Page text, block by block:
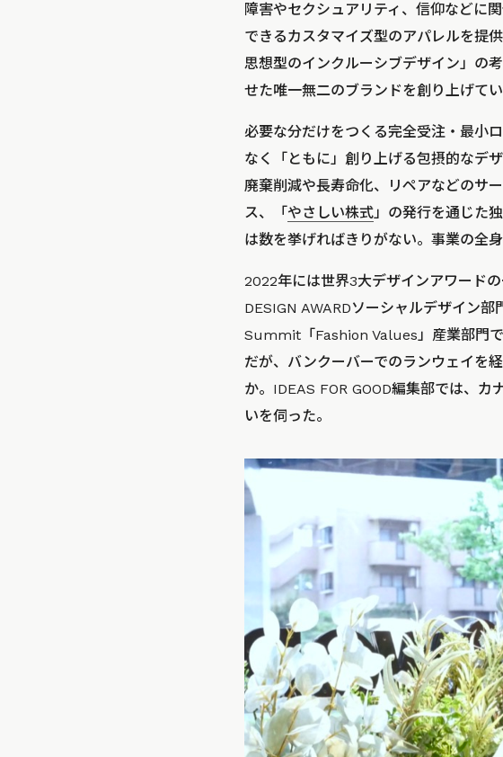
障害やセクシュアリティ、信仰などに
できるカスタマイズ型のアパレルを提
思想型のインクルーシブデザイン」の
せた唯一無二のブランドを創り上げてい
必要な分だけをつくる完全受注・最小
なく「ともに」創り上げる包摂的なデ
廃棄削減や長寿命化、リペアなどのサ
ス、「 やさしい株式」の発行を通じた
は数を挙げればきりがない。事業の全
2022年には世界3大デザインアワード
DESIGN AWARDソーシャルデザイン
Summit「Fashion Values」産業部門
だが、バンクーバーでのランウェイを
か。IDEAS FOR GOOD編集部では、
いを伺った。